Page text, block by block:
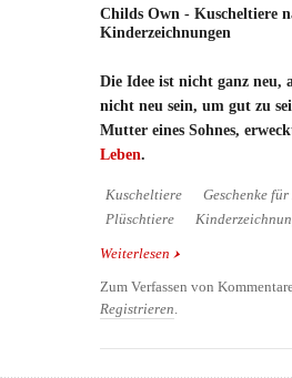
Childs Own - Kuscheltiere
Kinderzeichnungen
Die Idee ist nicht ganz neu,
nicht neu sein, um gut zu
Mutter eines Sohnes,
Leben.
Kuscheltiere
Geschenke
Plüschtiere
Weiterlesen über Childs Own -
Zum Verfassen von
Registrieren